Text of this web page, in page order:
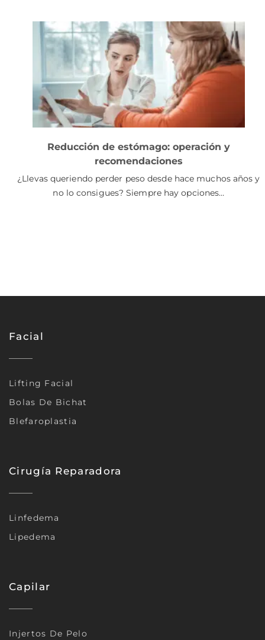
Reducción de estómago: operación y
recomendaciones
¿Llevas queriendo perder peso desde hace muchos años y
no lo consigues? Siempre hay opciones…
Facial
Lifting Facial
Bolas De Bichat
Blefaroplastia
Cirugía Reparadora
Linfedema
Lipedema
Capilar
Injertos De Pelo